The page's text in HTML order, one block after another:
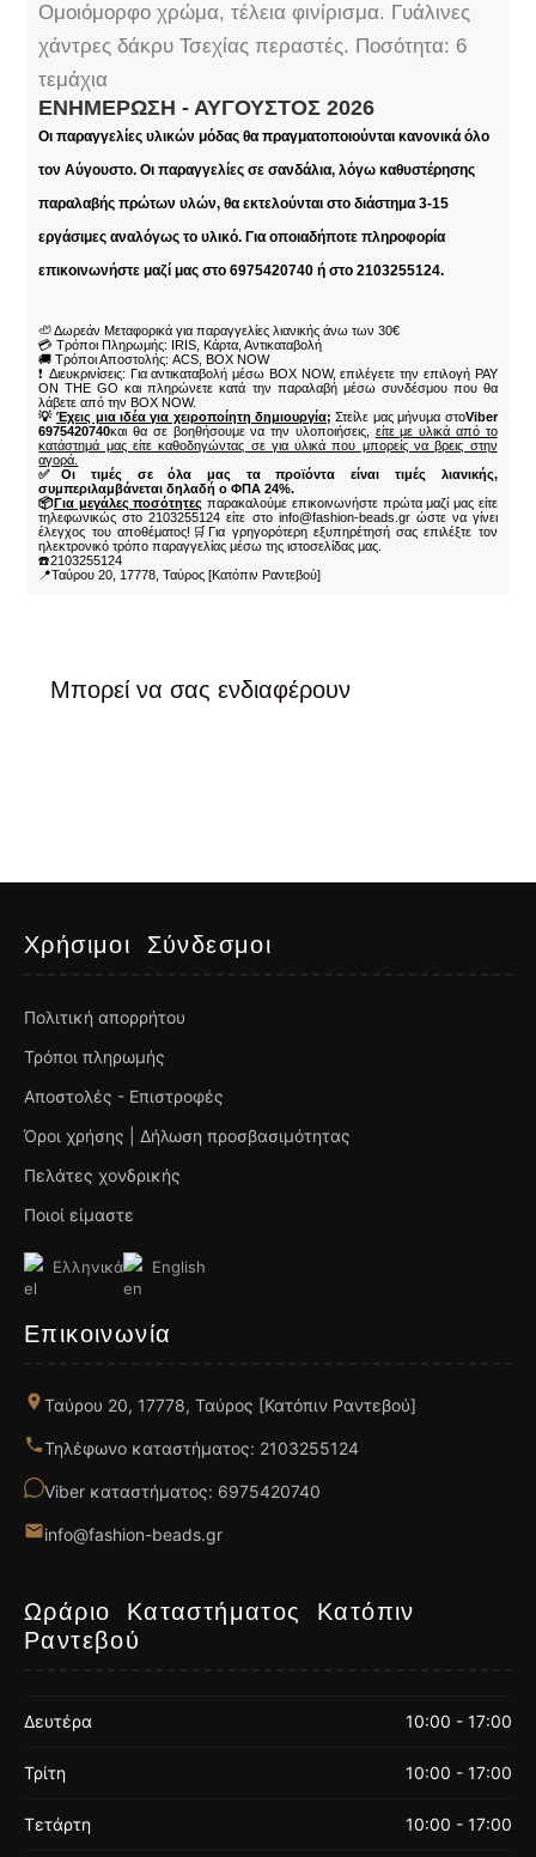
Ομοιόμορφο χρώμα, τέλεια φινίρισμα. Γυάλινες
χάντρες δάκρυ Τσεχίας περαστές. Ποσότητα: 6
τεμάχια
ΕΝΗΜΈΡΩΣΗ - ΑΎΓΟΥΣΤΟΣ 2026
Οι παραγγελίες υλικών μόδας θα πραγματοποιούνται κανονικά όλο
τον Αύγουστο. Οι παραγγελίες σε σανδάλια, λόγω καθυστέρησης
παραλαβής πρώτων υλών, θα εκτελούνται στο διάστημα 3-15
εργάσιμες αναλόγως το υλικό. Για οποιαδήποτε πληροφορία
επικοινωνήστε μαζί μας στο 6975420740 ή στο 2103255124.
🦥 Δωρεάν Μεταφορικά για παραγγελίες λιανικής άνω των 30€
💳 Τρόποι Πληρωμής: IRIS, Κάρτα, Αντικαταβολή
🚚 Τρόποι Αποστολής: ACS, BOX NOW
❗ Διευκρινίσεις: Για αντικαταβολή μέσω BOX NOW, επιλέγετε την επιλογή PAY
ON THE GO και πληρώνετε κατά την παραλαβή μέσω συνδέσμου που θα
λάβετε από την BOX NOW.
💡Έχεις μια ιδέα για χειροποίητη δημιουργία; Στείλε μας μήνυμα στοViber
6975420740και θα σε βοηθήσουμε να την υλοποιήσεις, είτε με υλικά από το
κατάστημά μας είτε καθοδηγώντας σε για υλικά που μπορείς να βρεις στην
αγορά.
✅Οι τιμές σε όλα μας τα προϊόντα είναι τιμές λιανικής,
συμπεριλαμβάνεται δηλαδή ο ΦΠΑ 24%.
📦Για μεγάλες ποσότητες παρακαλούμε επικοινωνήστε πρώτα μαζί μας είτε
τηλεφωνικώς στο 2103255124 είτε στο info@fashion-beads.gr ώστε να γίνει
έλεγχος του αποθέματος!🛒Για γρηγορότερη εξυπηρέτησή σας επιλέξτε τον
ηλεκτρονικό τρόπο παραγγελίας μέσω της ιστοσελίδας μας.
☎️2103255124
📍Ταύρου 20, 17778, Ταύρος [Κατόπιν Ραντεβού]
Μπορεί να σας ενδιαφέρουν
Χρήσιμοι Σύνδεσμοι
Πολιτική απορρήτου
Τρόποι πληρωμής
Αποστολές - Επιστροφές
Όροι χρήσης | Δήλωση προσβασιμότητας
Πελάτες χονδρικής
Ποιοί είμαστε
Ελληνικά English
Επικοινωνία
Ταύρου 20, 17778, Ταύρος [Κατόπιν Ραντεβού]
Τηλέφωνο καταστήματος: 2103255124
Viber καταστήματος: 6975420740
info@fashion-beads.gr
Ωράριο Καταστήματος Κατόπιν
Ραντεβού
Δευτέρα 10:00 - 17:00
Τρίτη 10:00 - 17:00
Τετάρτη 10:00 - 17:00